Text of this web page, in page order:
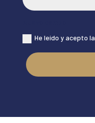
He leído y acepto la